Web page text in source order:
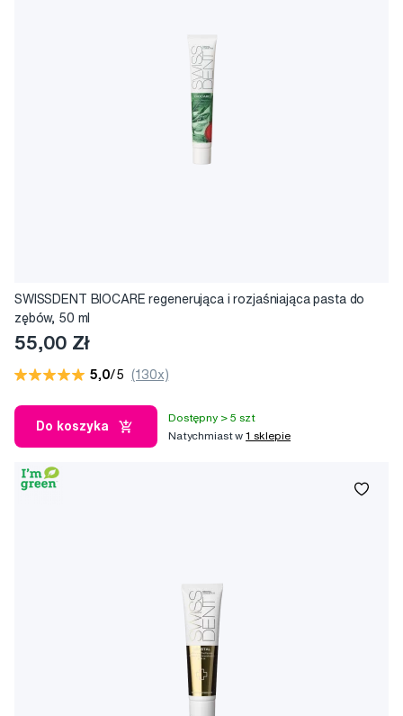
SWISSDENT BIOCARE regenerująca i rozjaśniająca pasta do
zębów, 50 ml
55,00 Zł
5,0/5 (130x)
Do koszyka
Dostępny > 5 szt
Natychmiast w1 sklepie